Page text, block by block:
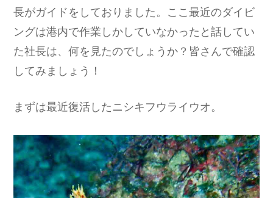
長がガイドをしておりました。ここ最近のダイビ
ングは港内で作業しかしていなかったと話してい
た社長は、何を見たのでしょうか？皆さんで確認
してみましょう！
まずは最近復活したニシキフウライウオ。